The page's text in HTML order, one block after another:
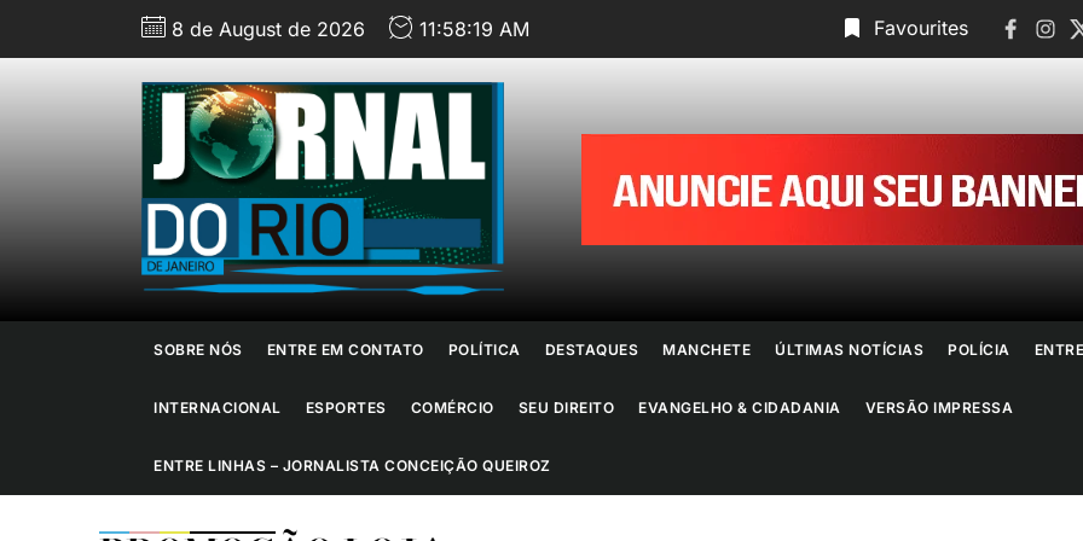
8 de August de 2026 11:58:21 AM Favourites
Jornal
do
Rio
de
Janeiro
SOBRE NÓS ENTRE EM CONTATO POLÍTICA DESTAQUES MANCHETE ÚLTIMAS NOTÍCIAS POLÍCIA
INTERNACIONAL ESPORTES COMÉRCIO SEU DIREITO EVANGELHO & CIDADANIA VERSÃO IMPRESSA
ENTRE LINHAS – JORNALISTA CONCEIÇÃO QUEIROZ